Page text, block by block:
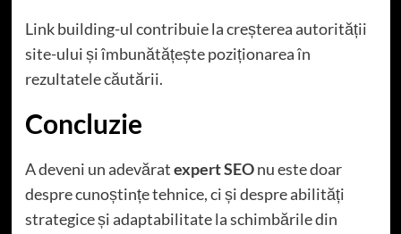
Link building-ul contribuie la creșterea autorității
site-ului și îmbunătățește poziționarea în
rezultatele căutării.
Concluzie
A deveni un adevăratexpert SEOnu este doar
despre cunoștințe tehnice, ci și despre abilități
strategice și adaptabilitate la schimbările din